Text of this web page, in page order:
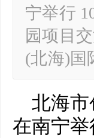
宁举行
园项目
(北海)
北海
在南宁举